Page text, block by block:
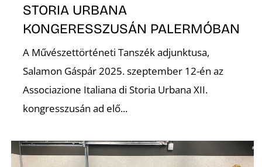
STORIA URBANA
KONGERESSZUSÁN PALERMÓBAN
A Művészettörténeti Tanszék adjunktusa,
Salamon Gáspár 2025. szeptember 12-én az
Associazione Italiana di Storia Urbana XII.
kongresszusán ad elő...